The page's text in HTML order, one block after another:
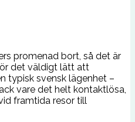
promenad bort, så det är
det väldigt lätt att
typisk svensk lägenhet –
vare det helt kontaktlösa,
framtida resor till